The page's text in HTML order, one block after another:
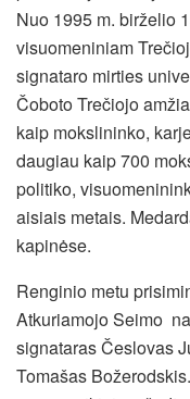
Nuo 1995 m. birželio
visuomeniniam
signataro mirties
Čoboto Trečiojo
kaip mokslininko,
daugiau kaip 700
politiko,
aisiais metais.
kapinėse.
Renginio metu
Atkuriamojo Seimo
signataras Česlovas
Tomašas